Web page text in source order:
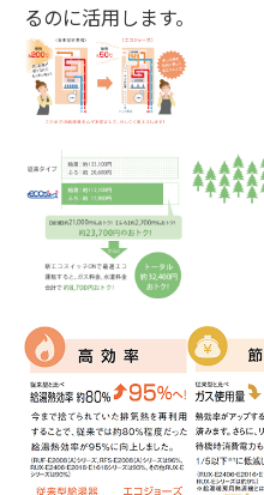
るのに活用します。